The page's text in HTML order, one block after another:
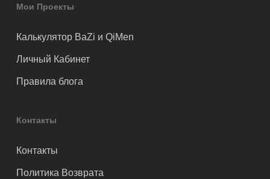
Мои Проекты
Калькулятор BaZi и QiMen
Личный Кабинет
Правила блога
Контакты
Контакты
Политика Возврата